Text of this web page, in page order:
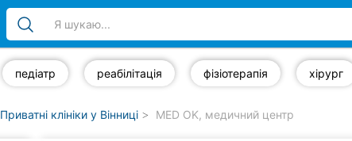
педіатр реабілітація фізіотерапія хірург
Приватні клініки у Вінниці MED OK, медичний центр